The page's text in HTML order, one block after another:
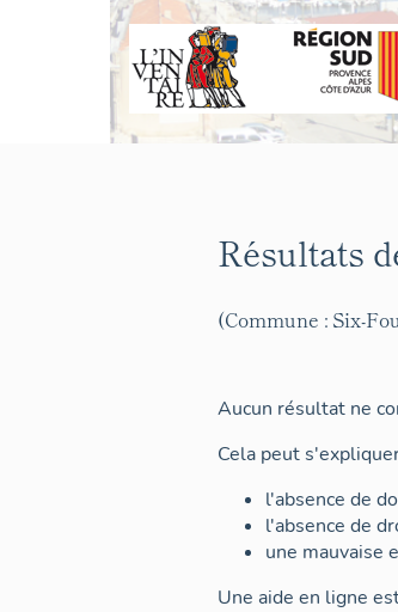
Résultats
(Commune : Six-
Aucun résultat ne
Cela peut
l'absence de
l'absence de
une mauvaise
Une aide en ligne